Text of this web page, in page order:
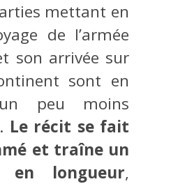
mettant en
de l’armée
son arrivée sur
sont en
peu moins
Le récit se fait
et traîne un
longueur,